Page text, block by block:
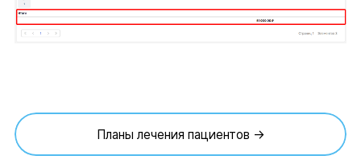
Планы лечения пациентов →